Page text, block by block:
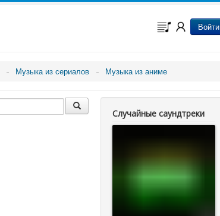
Войти
Музыка из сериалов Музыка из аниме
Случайные саундтреки